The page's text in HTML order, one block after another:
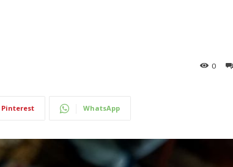
0
Pinterest WhatsApp